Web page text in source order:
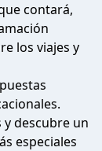
contará,
los viajes y
y descubre un
especiales